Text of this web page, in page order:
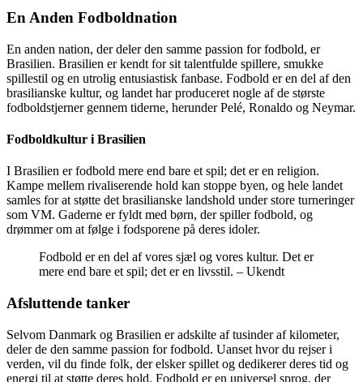
En Anden Fodboldnation
En anden nation, der deler den samme passion for fodbold, er
Brasilien. Brasilien er kendt for sit talentfulde spillere, smukke
spillestil og en utrolig entusiastisk fanbase. Fodbold er en del af den
brasilianske kultur, og landet har produceret nogle af de største
fodboldstjerner gennem tiderne, herunder Pelé, Ronaldo og Neymar.
Fodboldkultur i Brasilien
I Brasilien er fodbold mere end bare et spil; det er en religion.
Kampe mellem rivaliserende hold kan stoppe byen, og hele landet
samles for at støtte det brasilianske landshold under store turneringer
som VM. Gaderne er fyldt med børn, der spiller fodbold, og
drømmer om at følge i fodsporene på deres idoler.
Fodbold er en del af vores sjæl og vores kultur. Det er
mere end bare et spil; det er en livsstil. – Ukendt
Afsluttende tanker
Selvom Danmark og Brasilien er adskilte af tusinder af kilometer,
deler de den samme passion for fodbold. Uanset hvor du rejser i
verden, vil du finde folk, der elsker spillet og dedikerer deres tid og
energi til at støtte deres hold. Fodbold er en universel sprog, der